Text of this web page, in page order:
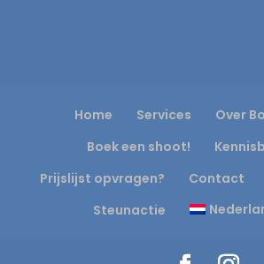
Home Services
Over
Boek een shoot!
Prijslijst opvragen?
Contact
Steunactie